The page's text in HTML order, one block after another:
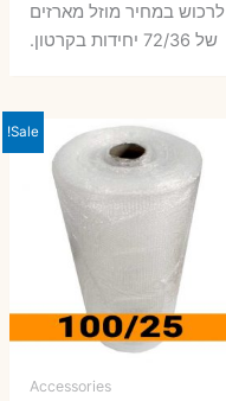
לרכוש במחיר מוזל מארזים
של 72/36 יחידות בקרטון.
Sale!
Accessories